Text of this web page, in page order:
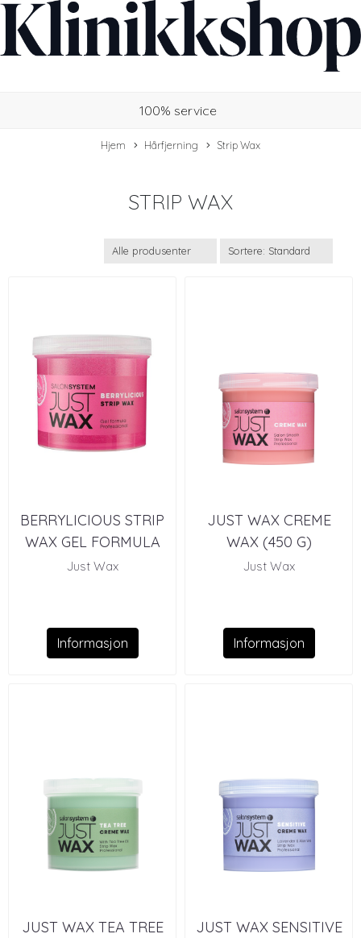
100% service
Hjem Hårfjerning Strip Wax
STRIP WAX
BERRYLICIOUS STRIP
WAX GEL FORMULA
Just Wax
Informasjon
JUST WAX CREME
WAX (450 G)
Just Wax
Informasjon
JUST WAX TEA TREE
JUST WAX SENSITIVE